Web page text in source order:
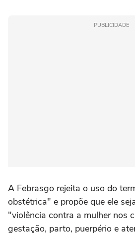
PUBLICIDADE
A Febrasgo rejeita o uso do
obstétrica" e propõe que ele
"violência contra a mulher nos
gestação, parto, puerpério e